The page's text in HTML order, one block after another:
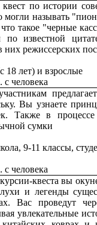
по истории
могли называть
такое "черные
по известной
режиссерских
18 лет) и взрослые
человека
Вы узнаете
Также в
сумки
9-11 классы,
человека
квеста вы
и легенды
Вас проведут
увлекательные